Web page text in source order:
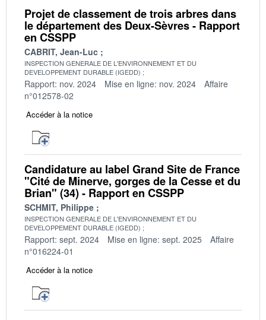
Projet de classement de trois arbres dans
le département des Deux-Sèvres - Rapport
en CSSPP
CABRIT, Jean-Luc
INSPECTION GENERALE DE L'ENVIRONNEMENT ET DU
DEVELOPPEMENT DURABLE (IGEDD)
Rapport: nov. 2024 Mise en ligne: nov. 2024
Affaire
n°012578-02
Accéder à la notice
Candidature au label Grand Site de France
"Cité de Minerve, gorges de la Cesse et du
Brian" (34) - Rapport en CSSPP
SCHMIT, Philippe
INSPECTION GENERALE DE L'ENVIRONNEMENT ET DU
DEVELOPPEMENT DURABLE (IGEDD)
Rapport: sept. 2024 Mise en ligne: sept. 2025
Affaire
n°016224-01
Accéder à la notice